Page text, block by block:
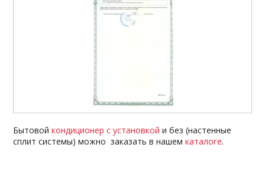
Бытовойкондиционер с установкой и без (настенные
сплит системы) можно заказать в нашемкаталоге.